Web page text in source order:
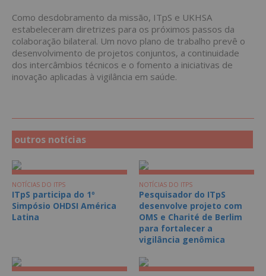
Como desdobramento da missão, ITpS e UKHSA
estabeleceram diretrizes para os próximos passos da
colaboração bilateral. Um novo plano de trabalho prevê o
desenvolvimento de projetos conjuntos, a continuidade
dos intercâmbios técnicos e o fomento a iniciativas de
inovação aplicadas à vigilância em saúde.
outros notícias
NOTÍCIAS DO ITPS
ITpS participa do 1º
Simpósio OHDSI América
Latina
NOTÍCIAS DO ITPS
Pesquisador do ITpS
desenvolve projeto com
OMS e Charité de Berlim
para fortalecer a
vigilância genômica